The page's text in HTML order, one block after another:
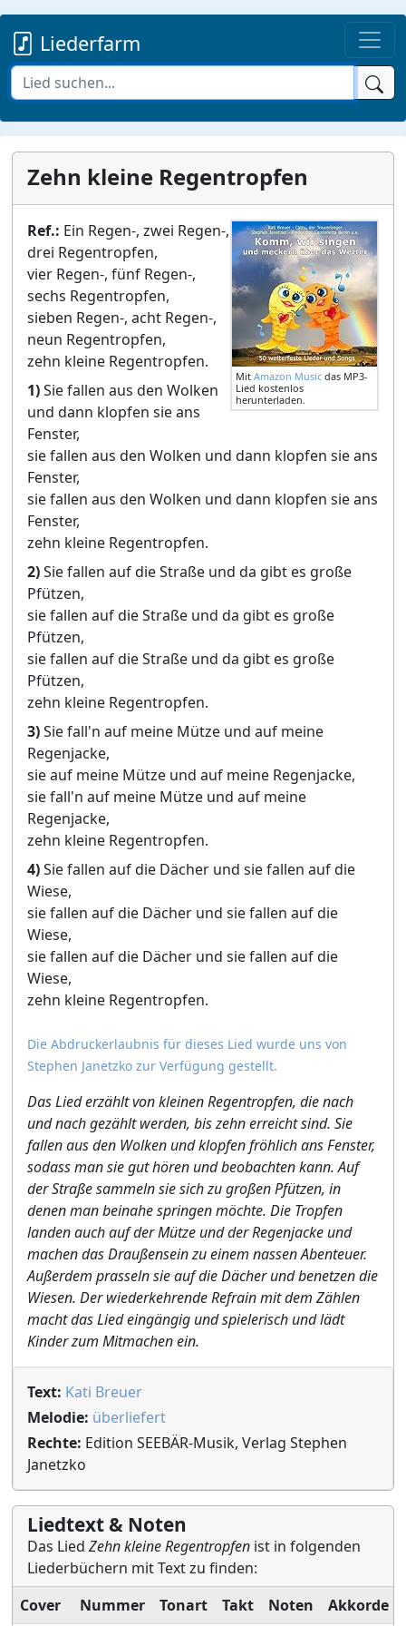
Liederfarm
Zehn kleine Regentropfen
Mit Amazon Music das MP3-
Lied kostenlos
herunterladen.
Ref.: Ein Regen-, zwei Regen-,
drei Regentropfen,
vier Regen-, fünf Regen-,
sechs Regentropfen,
sieben Regen-, acht Regen-,
neun Regentropfen,
zehn kleine Regentropfen.
1)Sie fallen aus den Wolken
und dann klopfen sie ans
Fenster,
sie fallen aus den Wolken und dann klopfen sie ans
Fenster,
sie fallen aus den Wolken und dann klopfen sie ans
Fenster,
zehn kleine Regentropfen.
2)Sie fallen auf die Straße und da gibt es große
Pfützen,
sie fallen auf die Straße und da gibt es große
Pfützen,
sie fallen auf die Straße und da gibt es große
Pfützen,
zehn kleine Regentropfen.
3)Sie fall'n auf meine Mütze und auf meine
Regenjacke,
sie auf meine Mütze und auf meine Regenjacke,
sie fall'n auf meine Mütze und auf meine
Regenjacke,
zehn kleine Regentropfen.
4)Sie fallen auf die Dächer und sie fallen auf die
Wiese,
sie fallen auf die Dächer und sie fallen auf die
Wiese,
sie fallen auf die Dächer und sie fallen auf die
Wiese,
zehn kleine Regentropfen.
Die Abdruckerlaubnis für dieses Lied wurde uns von
Stephen Janetzko zur Verfügung gestellt.
Das Lied erzählt von kleinen Regentropfen, die nach
und nach gezählt werden, bis zehn erreicht sind. Sie
fallen aus den Wolken und klopfen fröhlich ans Fenster,
sodass man sie gut hören und beobachten kann. Auf
der Straße sammeln sie sich zu großen Pfützen, in
denen man beinahe springen möchte. Die Tropfen
landen auch auf der Mütze und der Regenjacke und
machen das Draußensein zu einem nassen Abenteuer.
Außerdem prasseln sie auf die Dächer und benetzen die
Wiesen. Der wiederkehrende Refrain mit dem Zählen
macht das Lied eingängig und spielerisch und lädt
Kinder zum Mitmachen ein.
Text: Kati Breuer
Melodie: überliefert
Rechte: Edition SEEBÄR-Musik, Verlag Stephen
Janetzko
Liedtext & Noten
Das Lied Zehn kleine Regentropfen ist in folgenden
Liederbüchern mit Text zu finden:
Cover
Nummer Tonart Takt Noten Akkorde